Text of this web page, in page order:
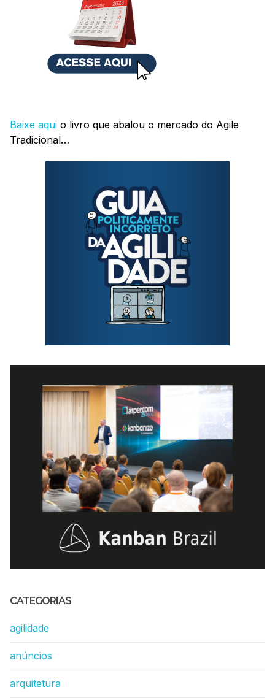
Baixe aqui o livro que abalou o mercado do Agile
Tradicional…
CATEGORIAS
agilidade
anúncios
arquitetura